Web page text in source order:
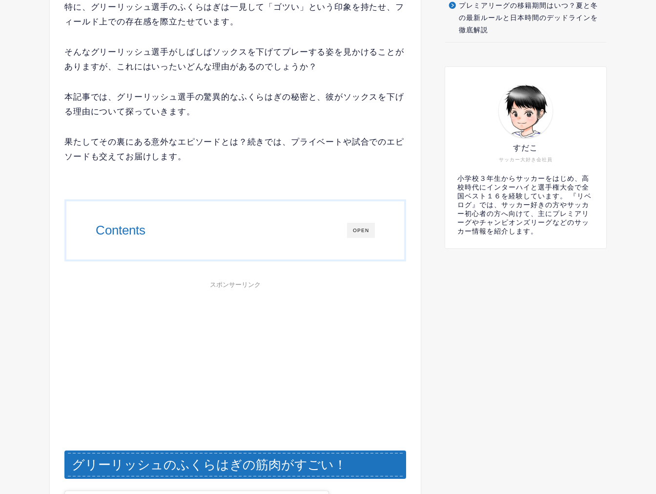
特に、グリーリッシュ選手のふくらはぎは一見して「ゴツい」という印象を持たせ、フ
ィールド上での存在感を際立たせています。
そんなグリーリッシュ選手がしばしばソックスを下げてプレーする姿を見かけることが
ありますが、これにはいったいどんな理由があるのでしょうか？
本記事では、グリーリッシュ選手の驚異的なふくらはぎの秘密と、彼がソックスを下げ
る理由について探っていきます。
果たしてその裏にある意外なエピソードとは？続きでは、プライベートや試合でのエピ
ソードも交えてお届けします。
OPEN
Contents
スポンサーリンク
グリーリッシュのふくらはぎの筋肉がすごい！
プレミアリーグの移籍期間はいつ？夏と冬
の最新ルールと日本時間のデッドラインを
徹底解説
サッカー大好き会社員
すだこ
小学校３年生からサッカーをはじめ、高
校時代にインターハイと選手権大会で全
国ベスト１６を経験しています。 『リベ
ログ』では、サッカー好きの方やサッカ
ー初心者の方へ向けて、主にプレミアリ
ーグやチャンピオンズリーグなどのサッ
カー情報を紹介します。